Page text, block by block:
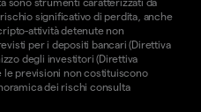
significativo di perdita, anche
attività detenute non
per i depositi bancari (Direttiva
degli investitori (Direttiva
previsioni non costituiscono
dei rischi consulta